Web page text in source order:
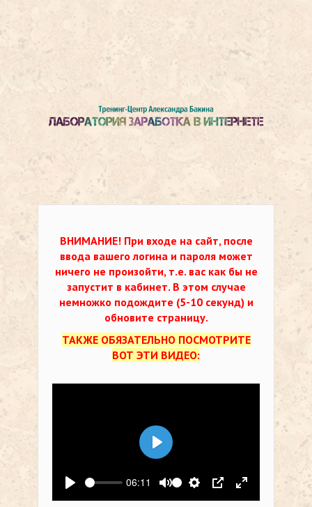
ВНИМАНИЕ! При входе на сайт, после
ввода вашего логина и пароля может
ничего не произойти, т.е. вас как бы не
запустит в кабинет. В этом случае
немножко подождите (5-10 секунд) и
обновите страницу.
ТАКЖЕ ОБЯЗАТЕЛЬНО ПОСМОТРИТЕ
ВОТ ЭТИ ВИДЕО:
Воспроизвести
06:11
Выключить звук
Настройки
PIP На весь
Воспроизвести